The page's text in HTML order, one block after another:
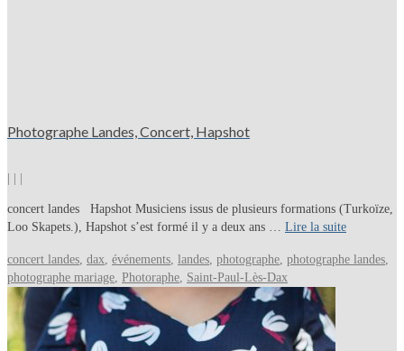
Photographe Landes, Concert, Hapshot
| | |
concert landes Hapshot Musiciens issus de plusieurs formations (Turkoïze,
Loo Skapets.), Hapshot s’est formé il y a deux ans … Lire la suite
concert landes dax événements landes photographe photographe landes
photographe mariage Photoraphe Saint-Paul-Lès-Dax